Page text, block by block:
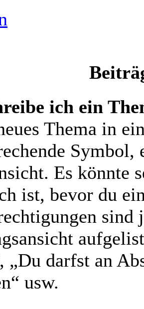
ich ein
Thema in
Es könnte
ist, bevor du
sind
„Du darfst an
usw.